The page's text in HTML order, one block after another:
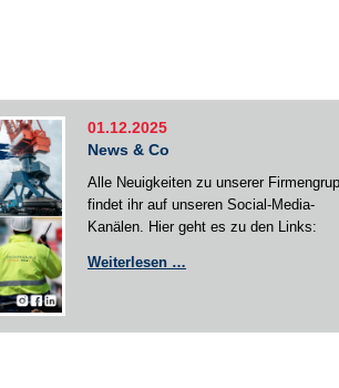
01.12.2025
News & Co
Alle Neuigkeiten zu unserer
findet ihr auf unseren Social-Media-
Kanälen. Hier geht es zu den Links:
Weiterlesen …